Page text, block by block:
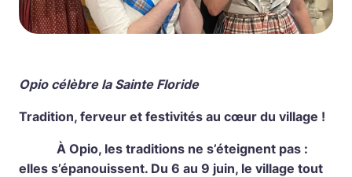
Opio célèbre la Sainte Floride
Tradition, ferveur et festivités au cœur du village !
À Opio, les traditions ne s’éteignent pas :
elles s’épanouissent. Du 6 au 9 juin, le village tout